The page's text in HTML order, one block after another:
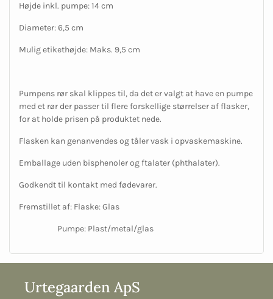
Højde inkl. pumpe: 14 cm
Diameter: 6,5 cm
Mulig etikethøjde: Maks. 9,5 cm
Pumpens rør skal klippes til, da det er valgt at have en pumpe
med et rør der passer til flere forskellige størrelser af flasker,
for at holde prisen på produktet nede.
Flasken kan genanvendes og tåler vask i opvaskemaskine.
Emballage uden bisphenoler og ftalater (phthalater).
Godkendt til kontakt med fødevarer.
Fremstillet af: Flaske: Glas
Pumpe: Plast/metal/glas
Urtegaarden ApS